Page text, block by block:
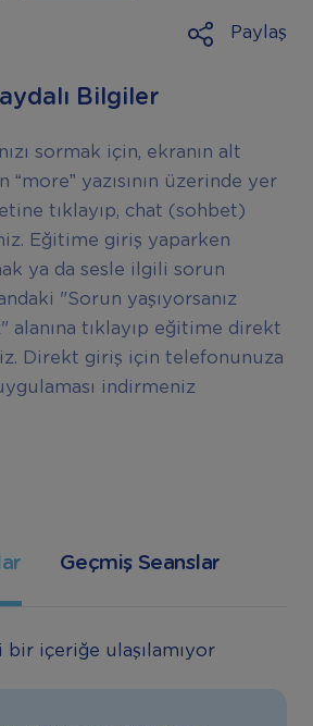
Paylaş
Bilgiler
sormak için, ekranın alt
“more” yazısının üzerinde yer
tıklayıp, chat (sohbet)
Eğitime giriş yaparken
ya da sesle ilgili sorun
"Sorun yaşıyorsanız
alanına tıklayıp eğitime direkt
Direkt giriş için telefonunuza
indirmeniz
Geçmiş Seanslar
bir içeriğe ulaşılamıyor